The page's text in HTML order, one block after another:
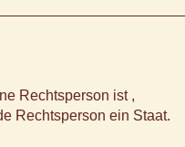
Rechtsperson ist ,
Rechtsperson ein Staat.